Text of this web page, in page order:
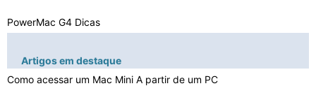
PowerMac G4 Dicas
Como inicializar a partir de um CD em OSX
Artigos em destaque
Como acessar um Mac Mini A partir de um PC